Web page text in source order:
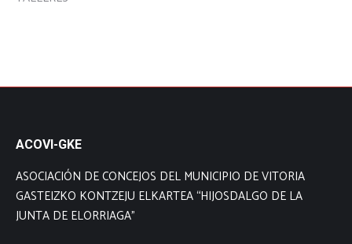
ACOVI-GKE
ASOCIACIÓN DE CONCEJOS DEL MUNICIPIO DE VITORIA
GASTEIZKO KONTZEJU ELKARTEA “HIJOSDALGO DE LA
JUNTA DE ELORRIAGA”